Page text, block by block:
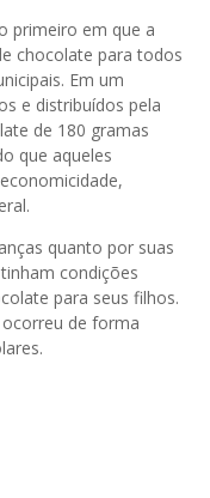
primeiro em que a
chocolate para todos
Em um
e distribuídos pela
de 180 gramas
que aqueles
quanto por suas
condições
para seus filhos.
de forma